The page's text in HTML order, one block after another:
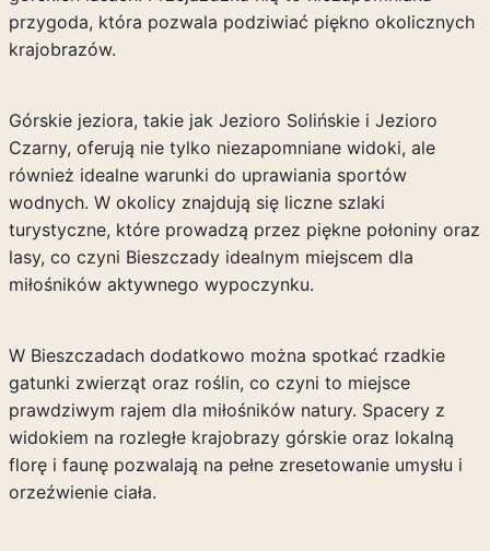
przygoda, która pozwala podziwiać piękno okolicznych
krajobrazów.
Górskie jeziora, takie jak Jezioro Solińskie i Jezioro
Czarny, oferują nie tylko niezapomniane widoki, ale
również idealne warunki do uprawiania sportów
wodnych. W okolicy znajdują się liczne szlaki
turystyczne, które prowadzą przez piękne połoniny oraz
lasy, co czyni Bieszczady idealnym miejscem dla
miłośników aktywnego wypoczynku.
W Bieszczadach dodatkowo można spotkać rzadkie
gatunki zwierząt oraz roślin, co czyni to miejsce
prawdziwym rajem dla miłośników natury. Spacery z
widokiem na rozległe krajobrazy górskie oraz lokalną
florę i faunę pozwalają na pełne zresetowanie umysłu i
orzeźwienie ciała.